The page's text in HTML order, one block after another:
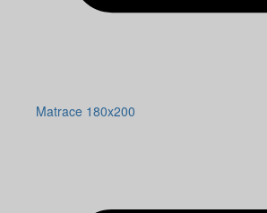
Matrace 180x200